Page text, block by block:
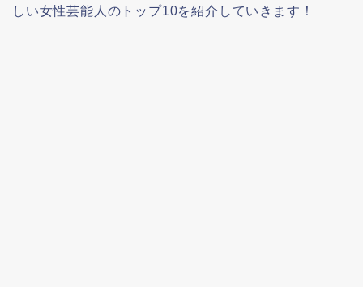
しい女性芸能人のトップ10を紹介していきます！